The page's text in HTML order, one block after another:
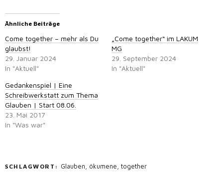
Ähnliche Beiträge
Come together – mehr als Du
glaubst!
29. Januar 2024
In "Aktuell"
„Come together“ im LAKUM
MG
29. September 2024
In "Aktuell"
Gedankenspiel | Eine
Schreibwerkstatt zum Thema
Glauben | Start 08.06.
23. Mai 2017
In "Was war"
SCHLAGWORT: Glauben ökumene together